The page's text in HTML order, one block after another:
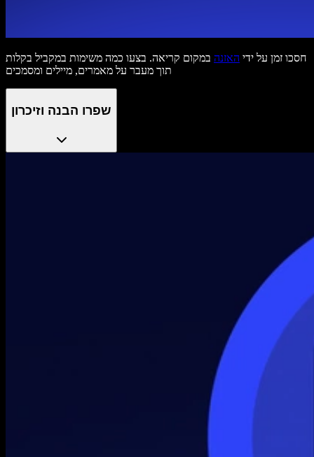
חסכו זמן על ידי האזנה במקום קריאה. בצעו כמה משימות במקביל בקלות
תוך מעבר על מאמרים, מיילים ומסמכים
שפרו הבנה וזיכרון